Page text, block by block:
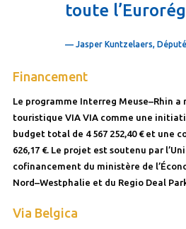
toute
— Jasper Kuntzelaers,
Financement
Le programme Interreg Meuse–Rhin
touristique VIA VIA comme une
budget total de 4 567 252,40 € et une
626,17 €. Le projet est soutenu par
cofinancement du ministère de
Nord–Westphalie et du Regio Deal
Via Belgica